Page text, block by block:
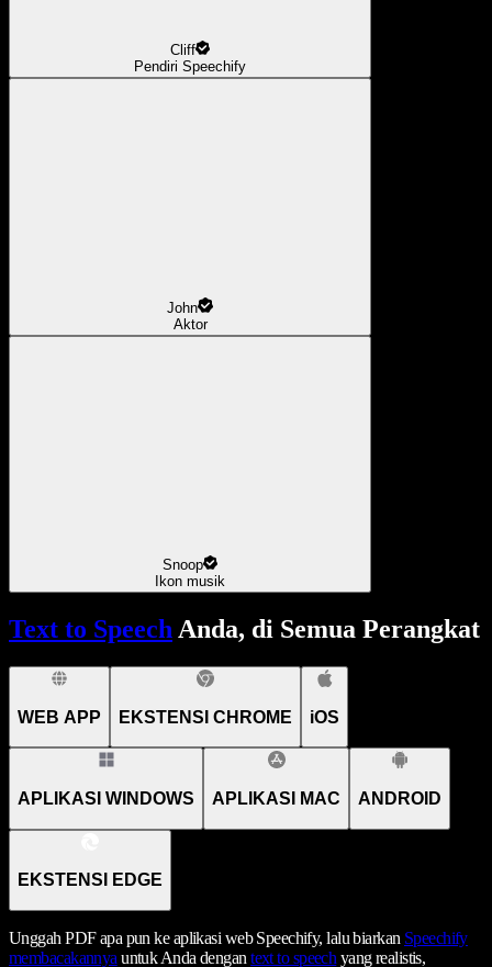
Cliff
Pendiri Speechify
John
Aktor
Snoop
Ikon musik
Text to SpeechAnda, di Semua Perangkat
WEB APP EKSTENSI CHROME iOS
APLIKASI WINDOWS APLIKASI MAC ANDROID
EKSTENSI EDGE
Unggah PDF apa pun ke aplikasi web Speechify, lalu biarkan Speechify
membacakannya untuk Anda dengantext to speech yang realistis,